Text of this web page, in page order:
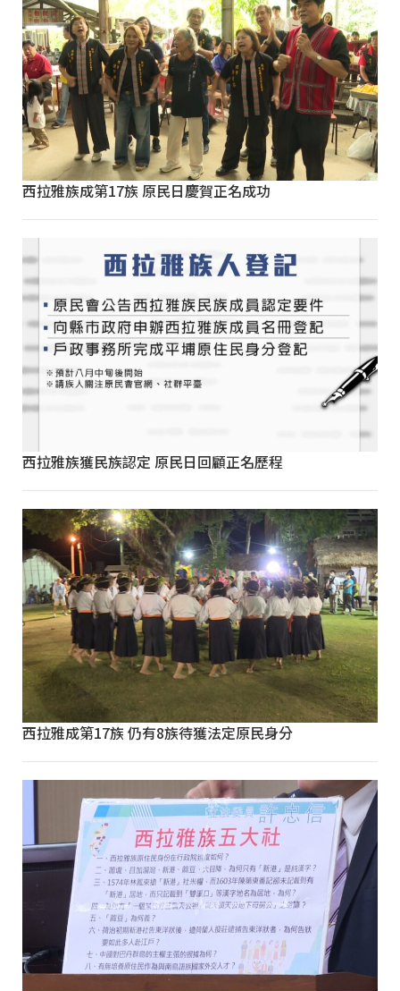
西拉雅族成第17族 原民日慶賀正名成功
西拉雅族獲民族認定 原民日回顧正名歷程
西拉雅成第17族 仍有8族待獲法定原民身分